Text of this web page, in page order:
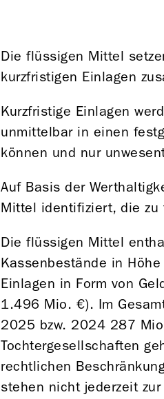
Die flüssigen Mittel
kurzfristigen Einlagen
Kurzfristige Einlagen
unmittelbar in einen
können und nur
Auf Basis der
Mittel identifiziert, die zu
Die flüssigen Mittel
Kassenbestände in Höhe
Einlagen in Form von
1.496 Mio. €). Im
2025 bzw. 2024 287
Tochtergesellschaften
rechtlichen
stehen nicht jederzeit